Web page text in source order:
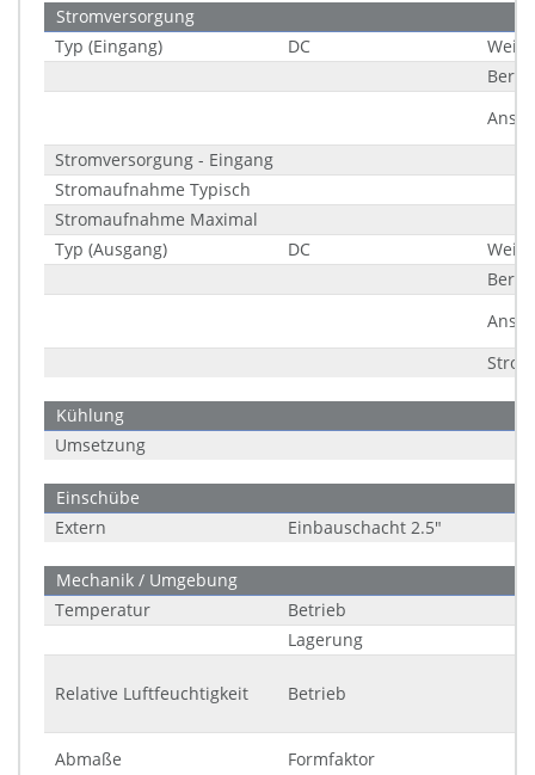
Stromversorgung
Typ (Eingang)
DC
Stromversorgung - Eingang
Stromaufnahme Typisch
Stromaufnahme Maximal
Typ (Ausgang)
DC
Kühlung
Umsetzung
Einschübe
Extern
Einbauschacht 2.5"
Mechanik / Umgebung
Temperatur
Betrieb
Lagerung
Relative Luftfeuchtigkeit Betrieb
Abmaße
Formfaktor